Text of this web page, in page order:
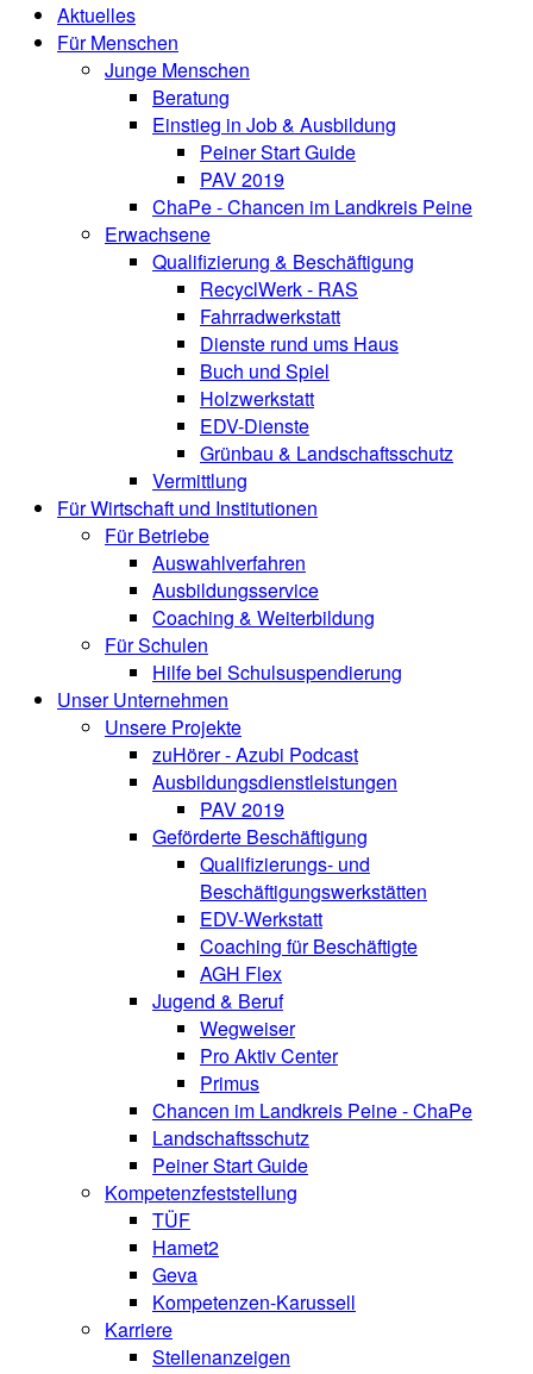
Aktuelles
Für Menschen
Junge Menschen
Beratung
Einstieg in Job & Ausbildung
Peiner Start Guide
PAV 2019
ChaPe - Chancen im Landkreis Peine
Erwachsene
Qualifizierung & Beschäftigung
RecyclWerk - RAS
Fahrradwerkstatt
Dienste rund ums Haus
Buch und Spiel
Holzwerkstatt
EDV-Dienste
Grünbau & Landschaftsschutz
Vermittlung
Für Wirtschaft und Institutionen
Für Betriebe
Auswahlverfahren
Ausbildungsservice
Coaching & Weiterbildung
Für Schulen
Hilfe bei Schulsuspendierung
Unser Unternehmen
Unsere Projekte
zuHörer - Azubi Podcast
Ausbildungsdienstleistungen
PAV 2019
Geförderte Beschäftigung
Qualifizierungs- und
Beschäftigungswerkstätten
EDV-Werkstatt
Coaching für Beschäftigte
AGH Flex
Jugend & Beruf
Wegweiser
Pro Aktiv Center
Primus
Chancen im Landkreis Peine - ChaPe
Landschaftsschutz
Peiner Start Guide
Kompetenzfeststellung
TÜF
Hamet2
Geva
Kompetenzen-Karussell
Karriere
Stellenanzeigen